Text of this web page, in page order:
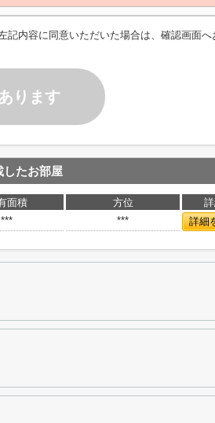
記内容に同意いただいた場合は、確認画面へ
ります
したお部屋
面積 方位
*** *** 詳細